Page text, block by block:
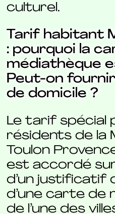
culturel.
Tarif habitant
: pourquoi la
médiathèque
Peut-on
de domicile ?
Le tarif spécial
résidents de la
Toulon
est accordé
d’un justificatif
d’une carte de
de l’une des